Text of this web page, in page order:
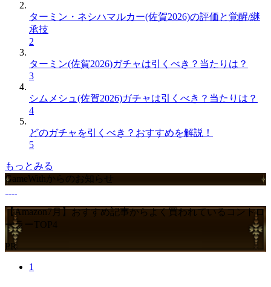
ターミン・ネシハマルカー(佐賀2026)の評価と覚醒/継
承技
2
ターミン(佐賀2026)ガチャは引くべき？当たりは？
3
シムメシュ(佐賀2026)ガチャは引くべき？当たりは？
4
どのガチャを引くべき？おすすめを解説！
5
もっとみる
GameWithからのお知らせ
【Amazon7月】おすすめ記事からよく買われているコントロ
ーラーTOP4
PR
1